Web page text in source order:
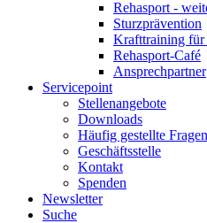
Rehasport -
Sturzprävention
Krafttraining für
Rehasport-Café
Ansprechpartner
Servicepoint
Stellenangebote
Downloads
Häufig gestellte Fragen
Geschäftsstelle
Kontakt
Spenden
Newsletter
Suche